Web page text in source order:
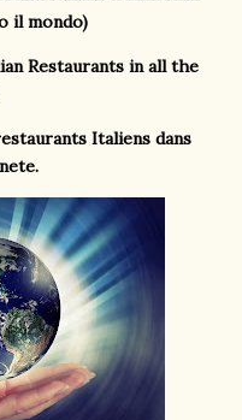
il mondo)
Restaurants in all the
Italiens dans